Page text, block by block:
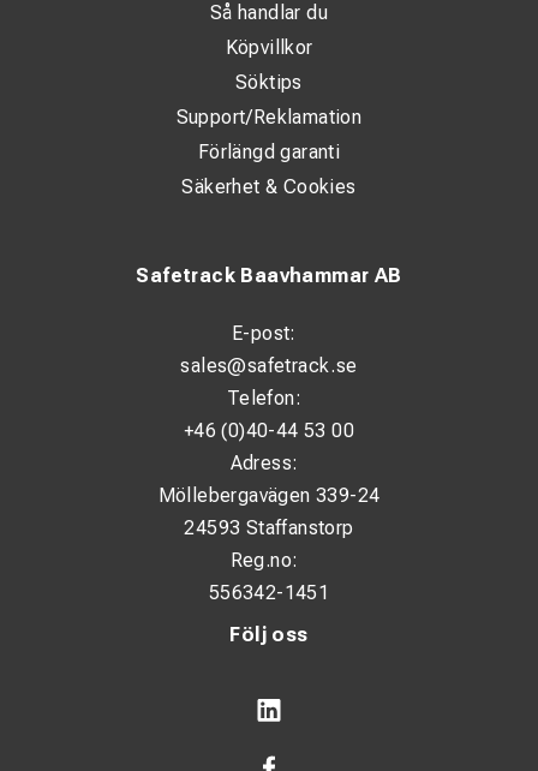
Följ oss
Safetrack Baavhammar AB
E-post:
sales@safetrack.se
Telefon:
+46 (0)40-44 53 00
Adress:
Möllebergavägen 339-24
24593 Staffanstorp
Reg.no:
556342-1451
Så handlar du
Köpvillkor
Söktips
Support/Reklamation
Förlängd garanti
Säkerhet & Cookies